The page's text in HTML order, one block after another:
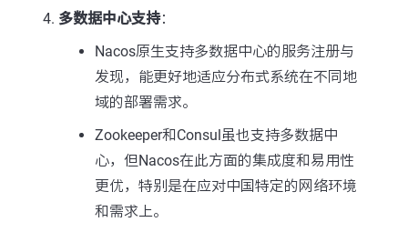
多数据中心支持：
Nacos原生支持多数据中心的服务注册与
发现，能更好地适应分布式系统在不同地
域的部署需求。
Zookeeper和Consul虽也支持多数据中
心，但Nacos在此方面的集成度和易用性
更优，特别是在应对中国特定的网络环境
和需求上。